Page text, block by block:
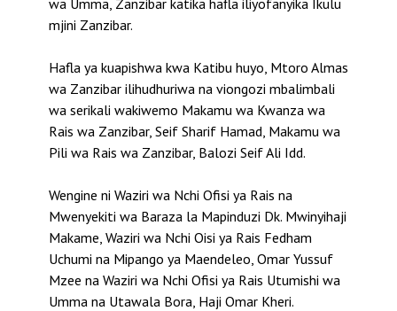
mjini Zanzibar.
Hafla ya kuapishwa kwa Katibu huyo, Mtoro Almas
wa Zanzibar ilihudhuriwa na viongozi mbalimbali
wa serikali wakiwemo Makamu wa Kwanza wa
Rais wa Zanzibar, Seif Sharif Hamad, Makamu wa
Pili wa Rais wa Zanzibar, Balozi Seif Ali Idd.
Wengine ni Waziri wa Nchi Ofisi ya Rais na
Mwenyekiti wa Baraza la Mapinduzi Dk. Mwinyihaji
Makame, Waziri wa Nchi Oisi ya Rais Fedham
Uchumi na Mipango ya Maendeleo, Omar Yussuf
Mzee na Waziri wa Nchi Ofisi ya Rais Utumishi wa
Umma na Utawala Bora, Haji Omar Kheri.